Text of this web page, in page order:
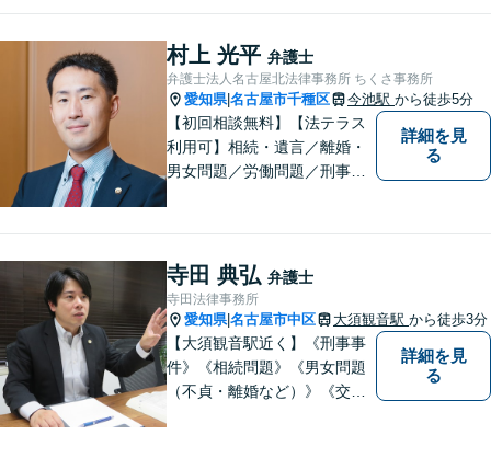
を目指します【相続問題】遺
産分割調停や審判もお任せく
ださい【東別院駅】
村上 光平 弁護士
弁護士法人名古屋北法律事務所 ちくさ事務所
愛知県|名古屋市千種区 今池駅 から徒歩5分
【初回相談無料】【法テラス
利用可】相続・遺言／離婚・
男女問題／労働問題／刑事事
ご提供。小さなお困り事でも
構いません【夜間・休日面
談】【完全個室】【今池駅3
分】
詳細を見
る
寺田 典弘 弁護士
寺田法律事務所
愛知県|名古屋市中区 大須観音駅 から徒歩3分
【大須観音駅近く】《刑事事
件》《相続問題》《男女問題
（不貞・離婚など）》《交通
詳細を見
る